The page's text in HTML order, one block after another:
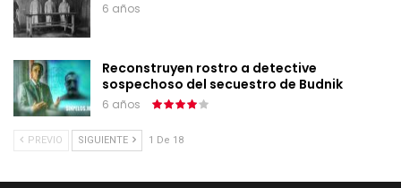
6 años
Reconstruyen rostro a detective
sospechoso del secuestro de Budnik
6 años
PREVIO SIGUIENTE 1 De 18